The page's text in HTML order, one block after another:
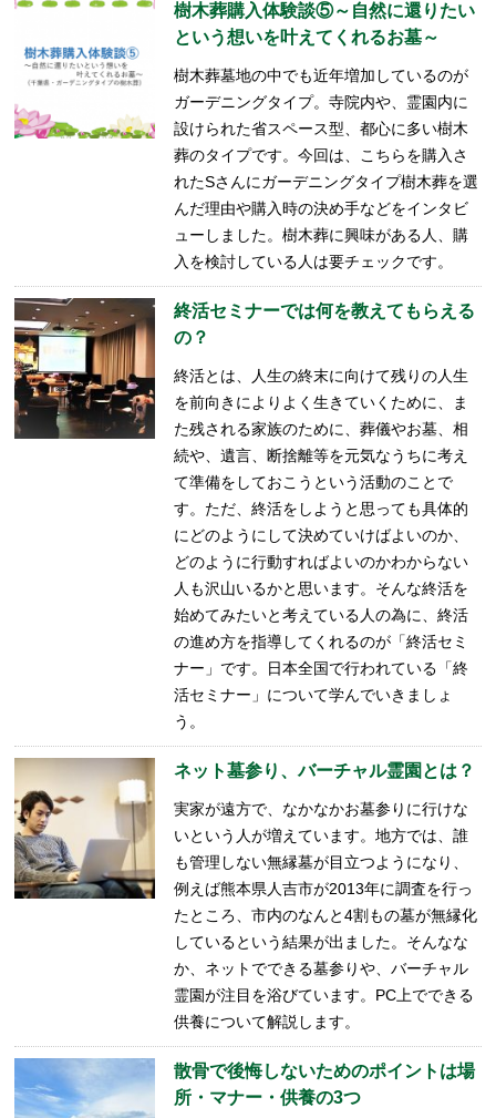
樹木葬購入体験談⑤～自然に還りたい
という想いを叶えてくれるお墓～
樹木葬墓地の中でも近年増加しているのが
ガーデニングタイプ。寺院内や、霊園内に
設けられた省スペース型、都心に多い樹木
葬のタイプです。今回は、こちらを購入さ
れたSさんにガーデニングタイプ樹木葬を選
んだ理由や購入時の決め手などをインタビ
ューしました。樹木葬に興味がある人、購
入を検討している人は要チェックです。
終活セミナーでは何を教えてもらえる
の？
終活とは、人生の終末に向けて残りの人生
を前向きによりよく生きていくために、ま
た残される家族のために、葬儀やお墓、相
続や、遺言、断捨離等を元気なうちに考え
て準備をしておこうという活動のことで
す。ただ、終活をしようと思っても具体的
にどのようにして決めていけばよいのか、
どのように行動すればよいのかわからない
人も沢山いるかと思います。そんな終活を
始めてみたいと考えている人の為に、終活
の進め方を指導してくれるのが「終活セミ
ナー」です。日本全国で行われている「終
活セミナー」について学んでいきましょ
う。
ネット墓参り、バーチャル霊園とは？
実家が遠方で、なかなかお墓参りに行けな
いという人が増えています。地方では、誰
も管理しない無縁墓が目立つようになり、
例えば熊本県人吉市が2013年に調査を行っ
たところ、市内のなんと4割もの墓が無縁化
しているという結果が出ました。そんなな
か、ネットでできる墓参りや、バーチャル
霊園が注目を浴びています。PC上でできる
供養について解説します。
散骨で後悔しないためのポイントは場
所・マナー・供養の3つ